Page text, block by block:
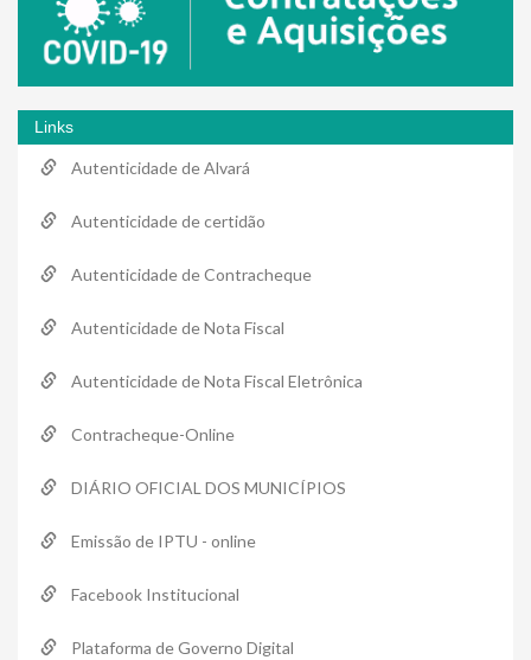
Links
Autenticidade de Alvará
Autenticidade de certidão
Autenticidade de Contracheque
Autenticidade de Nota Fiscal
Autenticidade de Nota Fiscal Eletrônica
Contracheque-Online
DIÁRIO OFICIAL DOS MUNICÍPIOS
Emissão de IPTU - online
Facebook Institucional
Plataforma de Governo Digital